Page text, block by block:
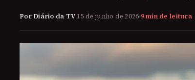
Por Diário da TV·15 de junho de 2026·9 min de leitura